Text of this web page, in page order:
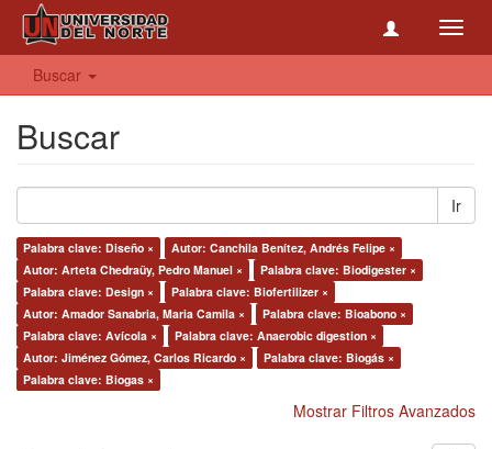
Buscar
Buscar
Ir
Palabra clave: Diseño ×
Autor: Canchila Benítez, Andrés Felipe ×
Autor: Arteta Chedraüy, Pedro Manuel ×
Palabra clave: Biodigester ×
Palabra clave: Design ×
Palabra clave: Biofertilizer ×
Autor: Amador Sanabria, Maria Camila ×
Palabra clave: Bioabono ×
Palabra clave: Avícola ×
Palabra clave: Anaerobic digestion ×
Autor: Jiménez Gómez, Carlos Ricardo ×
Palabra clave: Biogás ×
Palabra clave: Biogas ×
Mostrar Filtros Avanzados